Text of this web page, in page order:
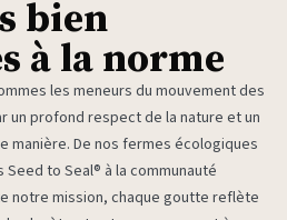
bien
à la norme
les meneurs du mouvement des
un profond respect de la nature et un
manière. De nos fermes écologiques
to Seal® à la communauté
notre mission, chaque goutte reflète